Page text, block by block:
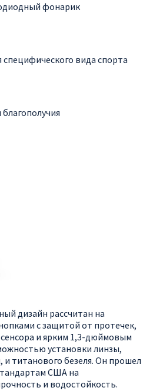
фонарик
вида спорта
дизайн рассчитан на
с защитой от протечек,
и ярким 1,3-дюймовым
установки линзы,
титанового безеля. Он прошел
США на
и водостойкость.